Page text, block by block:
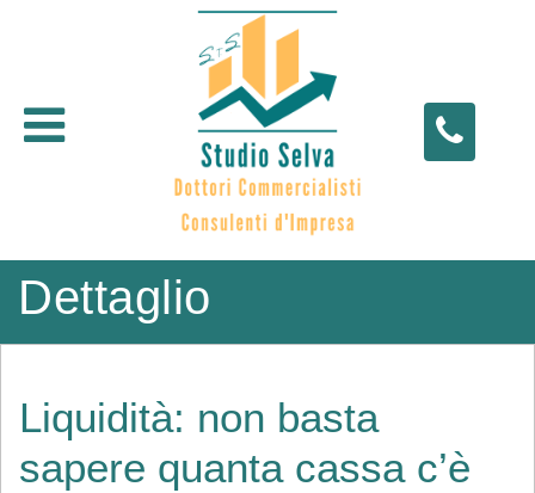
Open menu
Dettaglio
Liquidità: non basta
sapere quanta cassa c’è